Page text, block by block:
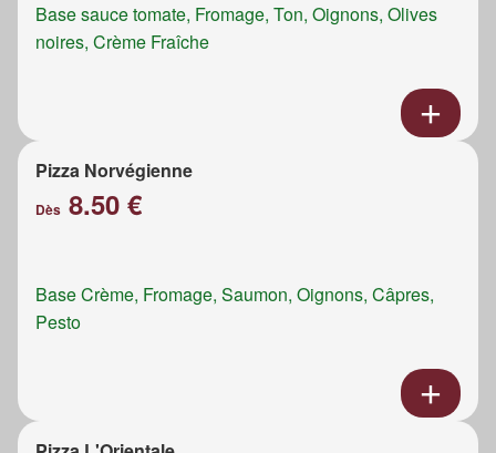
Base sauce tomate, Fromage, Ton, Oignons, Olives
noires, Crème Fraîche
Pizza Norvégienne
Dès 8.50 €
Base Crème, Fromage, Saumon, Oignons, Câpres,
Pesto